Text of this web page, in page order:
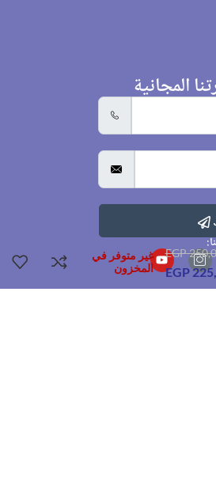
المجانية
EGP
EGP
غير متوفر في
المخزون